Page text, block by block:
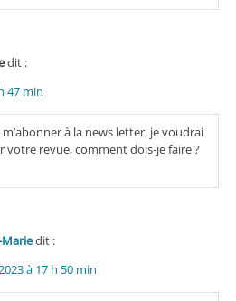
dit :
47 min
à la news letter, je voudrai
votre revue, comment dois-je faire ?
dit :
à 17 h 50 min